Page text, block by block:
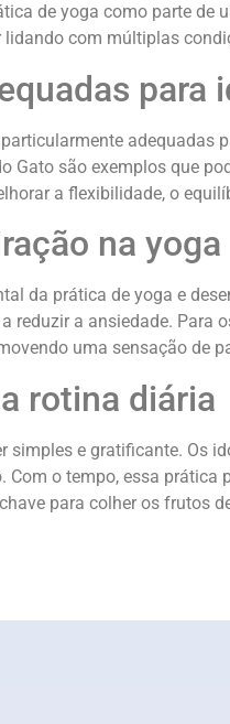
de yoga como parte
com múltiplas
para
Gato são exemplos que
a flexibilidade, o
na yoga
da prática de yoga e
reduzir a ansiedade.
uma sensação de
rotina diária
simples e gratificante. Os
Com o tempo, essa
para colher os frutos